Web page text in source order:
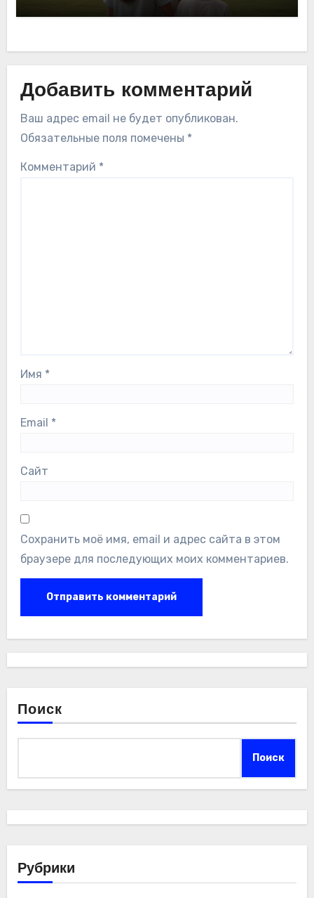
Добавить комментарий
Ваш адрес email не будет опубликован.
Обязательные поля помечены *
Комментарий *
Имя *
Email *
Сайт
Сохранить моё имя, email и адрес сайта в этом
браузере для последующих моих комментариев.
Поиск
Поиск
Рубрики